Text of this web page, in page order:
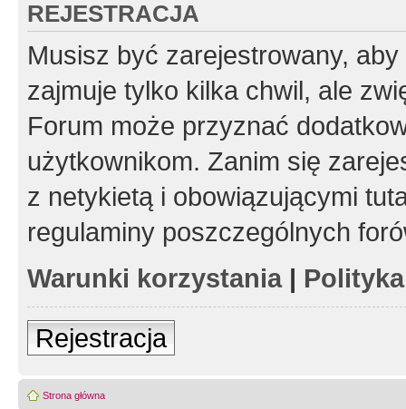
REJESTRACJA
Musisz być zarejestrowany,
zajmuje tylko kilka chwil, ale
Forum może przyznać
użytkownikom. Zanim się
z netykietą i obowiązującymi
regulaminy poszczególnych
Warunki korzystania|
Rejestracja
Strona główna